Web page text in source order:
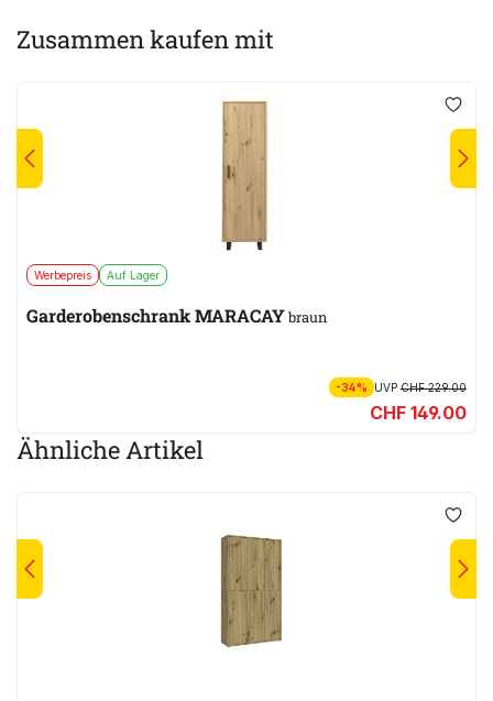
Zusammen kaufen mit
Werbepreis Auf Lager
Garderobenschrank MARACAYbraun
-34% UVPCHF 229.00
CHF 149.00
Ähnliche Artikel